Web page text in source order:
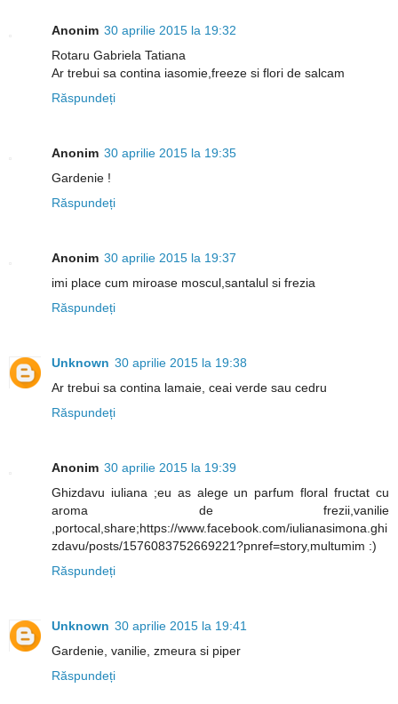
Anonim 30 aprilie 2015 la 19:32
Rotaru Gabriela Tatiana
Ar trebui sa contina iasomie,freeze si flori de salcam
Răspundeți
Anonim 30 aprilie 2015 la 19:35
Gardenie !
Răspundeți
Anonim 30 aprilie 2015 la 19:37
imi place cum miroase moscul,santalul si frezia
Răspundeți
Unknown 30 aprilie 2015 la 19:38
Ar trebui sa contina lamaie, ceai verde sau cedru
Răspundeți
Anonim 30 aprilie 2015 la 19:39
Ghizdavu iuliana ;eu as alege un parfum floral fructat cu
aroma de frezii,vanilie
,portocal,share;https://www.facebook.com/iulianasimona.ghi
zdavu/posts/1576083752669221?pnref=story,multumim :)
Răspundeți
Unknown 30 aprilie 2015 la 19:41
Gardenie, vanilie, zmeura si piper
Răspundeți